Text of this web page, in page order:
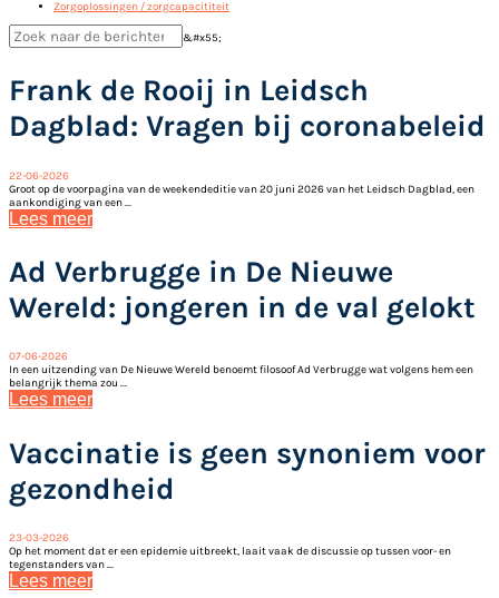
Zorgoplossingen / zorgcapacititeit
&#x55;
Frank de Rooij in Leidsch
Dagblad: Vragen bij coronabeleid
22-06-2026
Groot op de voorpagina van de weekendeditie van 20 juni 2026 van het Leidsch Dagblad, een
aankondiging van een ...
Lees meer
Ad Verbrugge in De Nieuwe
Wereld: jongeren in de val gelokt
07-06-2026
In een uitzending van De Nieuwe Wereld benoemt filosoof Ad Verbrugge wat volgens hem een
belangrijk thema zou ...
Lees meer
Vaccinatie is geen synoniem voor
gezondheid
23-03-2026
Op het moment dat er een epidemie uitbreekt, laait vaak de discussie op tussen voor- en
tegenstanders van ...
Lees meer